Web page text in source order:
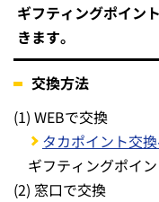
ギフティングポイン
きます。
交換方法
(1) WEBで交換
タカポイント交
ギフティングポイ
(2) 窓口で交換